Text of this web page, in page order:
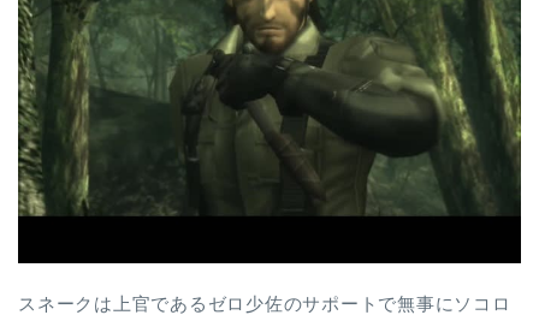
スネークは上官であるゼロ少佐のサポートで無事にソコロ